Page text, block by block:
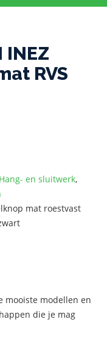
INEZ
RVS
Hang- en sluitwerk,
mat roestvast
mooiste modellen en
die je mag